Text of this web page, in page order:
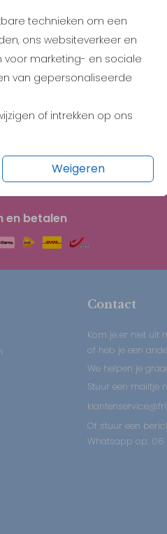
technieken om een
ons websiteverkeer en
marketing- en sociale
van gepersonaliseerde
of intrekken op ons
Weigeren
Bestel
en betalen
Contact
Kom je er niet uit
of heb je een
We helpen je
Stuur een mailtje
Of stuur een
Whatsapp op: 06